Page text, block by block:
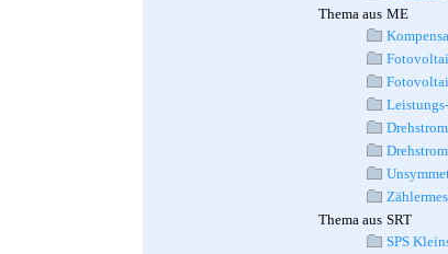
Thema aus ME
Thema aus SRT
SPS